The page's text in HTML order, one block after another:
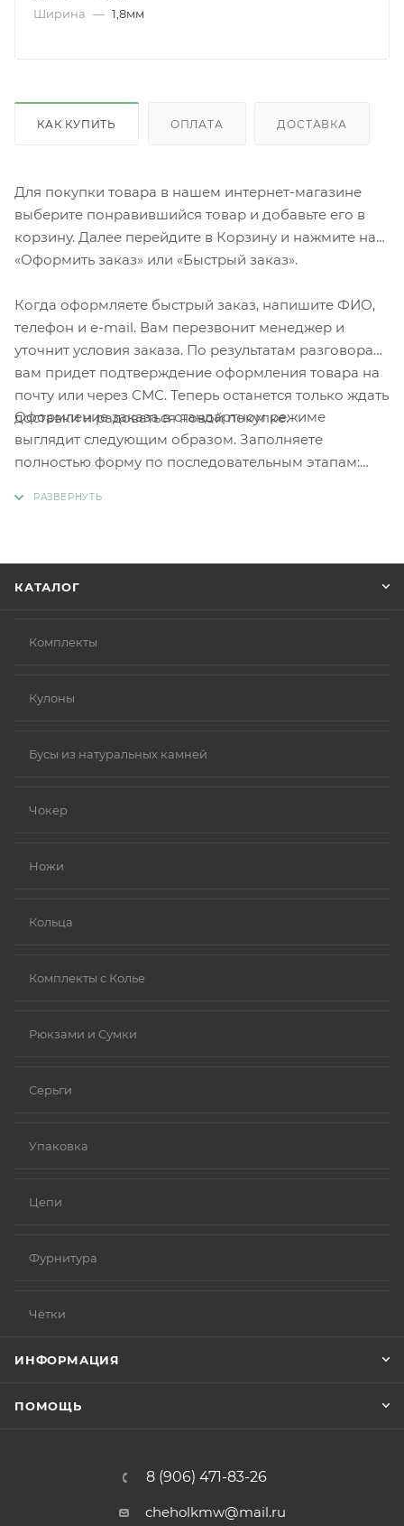
Ширина — 1,8мм
КАК КУПИТЬ ОПЛАТА ДОСТАВКА
Для покупки товара в нашем интернет-магазине
выберите понравившийся товар и добавьте его в
корзину. Далее перейдите в Корзину и нажмите на
«Оформить заказ» или «Быстрый заказ».
Когда оформляете быстрый заказ, напишите ФИО,
телефон и e-mail. Вам перезвонит менеджер и
уточнит условия заказа. По результатам разговора
вам придет подтверждение оформления товара на
почту или через СМС. Теперь останется только ждать
доставки и радоваться новой покупке.
Оформление заказа в стандартном режиме
выглядит следующим образом. Заполняете
полностью форму по последовательным этапам:
КАТАЛОГ
Комплекты
Кулоны
Бусы из натуральных камней
Чокер
Ножи
Кольца
Комплекты с Колье
Рюкзами и Сумки
Серьги
Упаковка
Цепи
Фурнитура
Чётки
ИНФОРМАЦИЯ
ПОМОЩЬ
8 (906) 471-83-26
cheholkmw@mail.ru